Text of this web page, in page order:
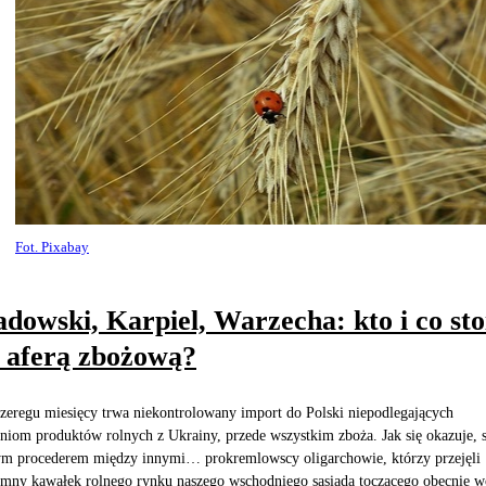
Fot. Pixabay
Karpiel, Warzecha: kto i co
aferą zbożową?
miesięcy trwa niekontrolowany import do Polski niepodlegających
produktów rolnych z Ukrainy, przede wszystkim zboża. Jak się okazuje,
procederem między innymi… prokremlowscy oligarchowie, którzy przejęli
kawałek rolnego rynku naszego wschodniego sąsiada toczącego obecnie